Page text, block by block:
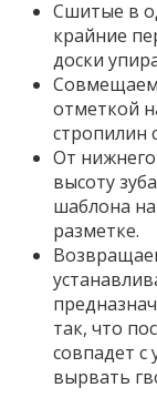
Сшитые в
крайние
доски
Совмещаем
отметкой
стропилин
От
высоту
шаблона
разметке.
так, что
совпадет с
вырвать